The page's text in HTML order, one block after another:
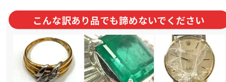
こんな訳あり品でも諦めないでください